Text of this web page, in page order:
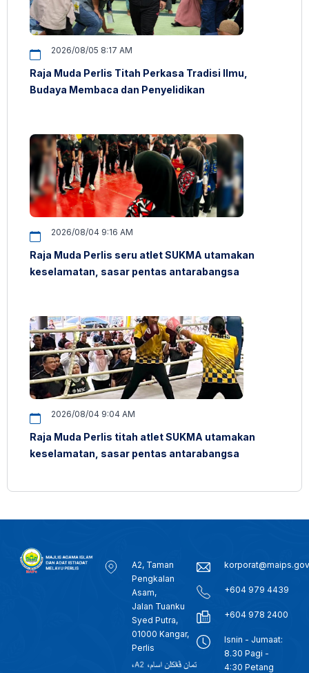
2026/08/05 8:17 AM
Raja Muda Perlis Titah Perkasa Tradisi Ilmu,
Budaya Membaca dan Penyelidikan
2026/08/04 9:16 AM
Raja Muda Perlis seru atlet SUKMA utamakan
keselamatan, sasar pentas antarabangsa
2026/08/04 9:04 AM
Raja Muda Perlis titah atlet SUKMA utamakan
keselamatan, sasar pentas antarabangsa
A2, Taman
Pengkalan
Asam,
Jalan Tuanku
Syed Putra,
01000 Kangar,
Perlis
+604 979 4439
+604 978 2400
Isnin - Jumaat:
8.30 Pagi -
4:30 Petang